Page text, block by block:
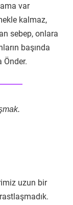
ama var
kalmaz,
sebep, onlara
başında
Önder.
uzun bir